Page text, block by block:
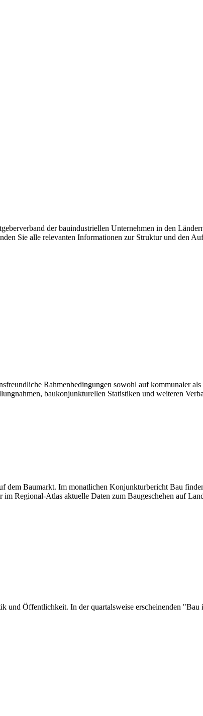
der bauindustriellen Unternehmen in den
Sie alle relevanten Informationen zur Struktur und den
Rahmenbedingungen sowohl auf kommunaler
baukonjunkturellen Statistiken und weiteren
dem Baumarkt. Im monatlichen Konjunkturbericht Bau
Regional-Atlas aktuelle Daten zum Baugeschehen auf
und Öffentlichkeit. In der quartalsweise erscheinenden